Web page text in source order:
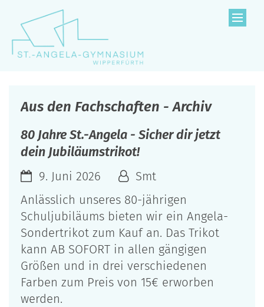
Zum Inhalt springen
Aus den Fachschaften - Archiv
80 Jahre St.-Angela - Sicher dir jetzt
dein Jubiläumstrikot!
9. Juni 2026
Smt
Anlässlich unseres 80-jährigen
Schuljubiläums bieten wir ein Angela-
Sondertrikot zum Kauf an. Das Trikot
kann AB SOFORT in allen gängigen
Größen und in drei verschiedenen
Farben zum Preis von 15€ erworben
werden.